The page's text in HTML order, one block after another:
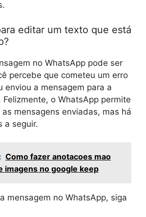
editar um texto que está
no WhatsApp pode ser
percebe que cometeu um erro
enviou a mensagem para a
Felizmente, o WhatsApp permite
mensagens enviadas, mas há
a seguir.
Como fazer anotacoes mao
imagens no google keep
mensagem no WhatsApp, siga